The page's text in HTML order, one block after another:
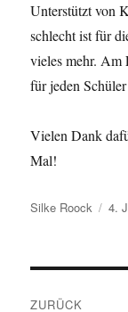
Unterstützt von
schlecht ist für
vieles mehr. Am
für jeden
Vielen Dank
Mal!
Autor
Silke Roock 4.
ZURÜCK